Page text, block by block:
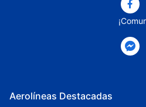
Recepción 24 horas
Aerolíneas Destacadas